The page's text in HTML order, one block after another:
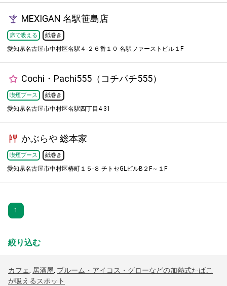
MEXIGAN 名駅笹島店
席で吸える 紙巻き
愛知県名古屋市中村区名駅４-２６番１０ 名駅ファーストビル１F
Cochi・Pachi555（コチパチ555）
喫煙ブース 紙巻き
愛知県名古屋市中村区名駅四丁目4-31
かぶらや 総本家
喫煙ブース 紙巻き
愛知県名古屋市中村区椿町１５-８ チトセGLビルB２F～１F
1
絞り込む
カフェ, 居酒屋, プルーム・アイコス・グローなどの加熱式たばこ
が吸えるスポット